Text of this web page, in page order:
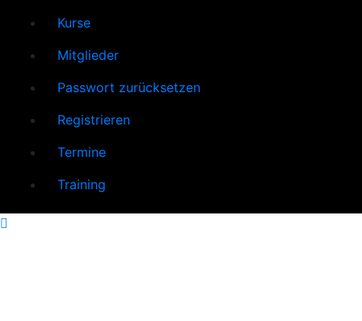
Kurse
Mitglieder
Passwort zurücksetzen
Registrieren
Termine
Training